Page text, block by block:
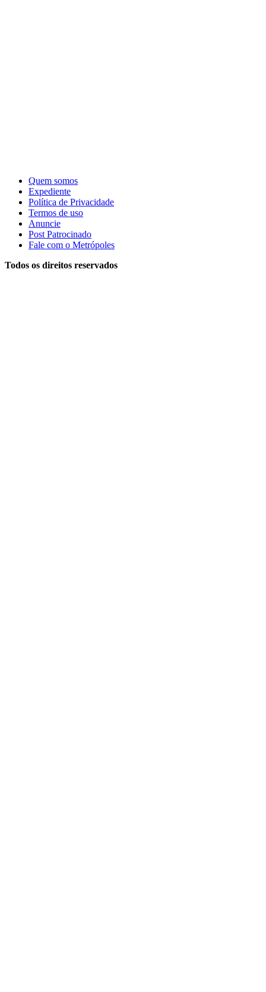
Quem somos
Expediente
Política de Privacidade
Termos de uso
Anuncie
Post Patrocinado
Fale com o Metrópoles
Todos os direitos reservados